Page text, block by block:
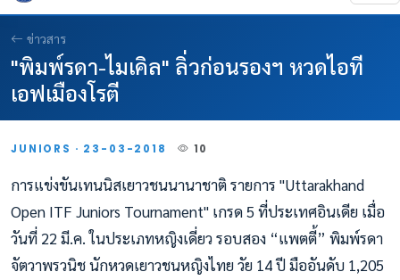
ข่าวสาร
"พิมพ์รดา-ไมเคิล" ลิ่วก่อนรองฯ หวดไอที
เอฟเมืองโรตี
JUNIORS · 23-03-2018 10
การแข่งขันเทนนิสเยาวชนนานาชาติ รายการ "Uttarakhand
Open ITF Juniors Tournament" เกรด 5 ที่ประเทศอินเดีย เมื่อ
วันที่ 22 มี.ค. ในประเภทหญิงเดี่ยว รอบสอง “แพตตี้” พิมพ์รดา
จัตวาพรวนิช นักหวดเยาวชนหญิงไทย วัย 14 ปี มืออันดับ 1,205